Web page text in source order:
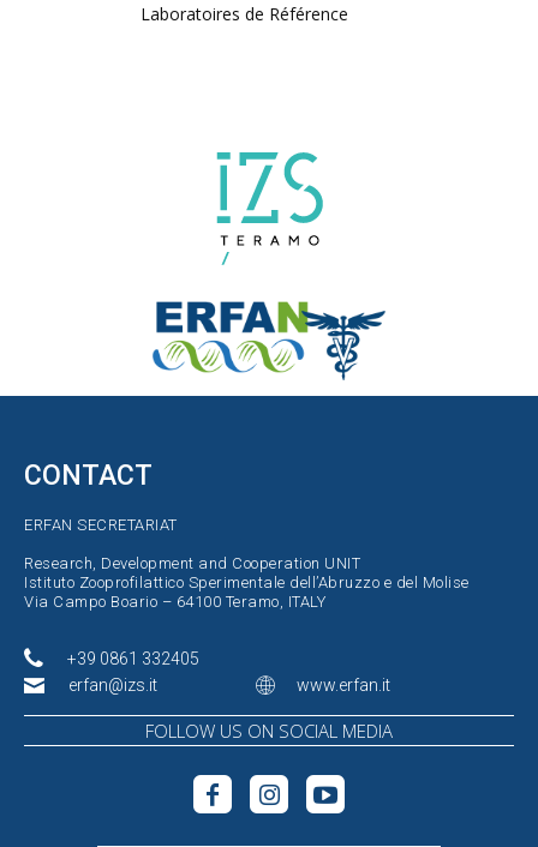
Laboratoires de Référence
CONTACT
ERFAN SECRETARIAT
Research, Development and Cooperation UNIT
Istituto Zooprofilattico Sperimentale dell’Abruzzo e del Molise
Via Campo Boario – 64100 Teramo, ITALY
+39 0861 332405
erfan@izs.it
www.erfan.it
FOLLOW US ON SOCIAL MEDIA